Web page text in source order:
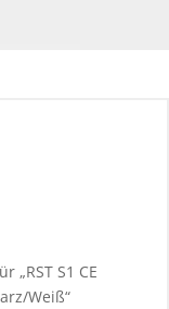
„RST S1 CE
Weiß“